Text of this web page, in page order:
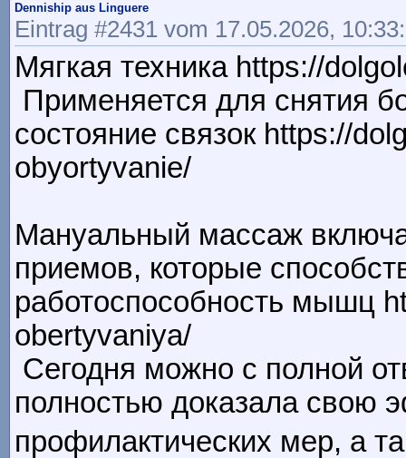
Denniship aus Linguere
Eintrag #2431 vom 17.05.2026,
Мягкая техника https://
Применяется для снятия
состояние связок https://
obyortyvanie/
Мануальный массаж
приемов, которые
работоспособность мышц
obertyvaniya/
Сегодня можно с полной
полностью доказала свою
профилактических мер, а